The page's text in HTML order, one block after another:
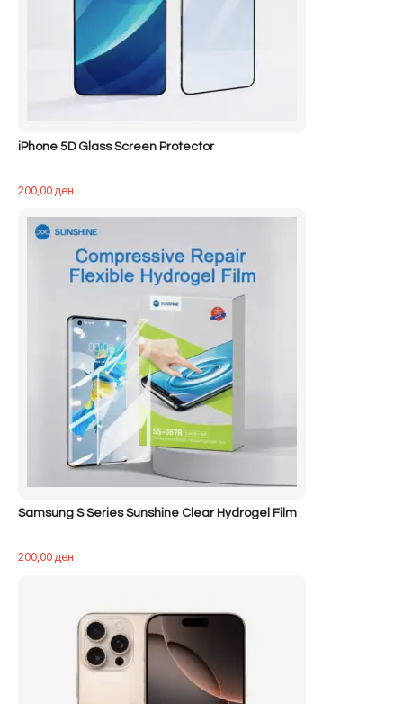
iPhone 5D Glass Screen Protector
200,00ден
Samsung S Series Sunshine Clear Hydrogel Film
200,00ден